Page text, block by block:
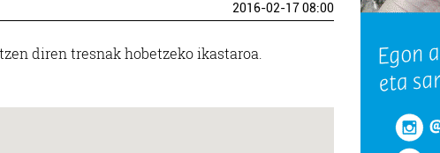
2016-02-17 08:00
diren tresnak hobetzeko ikastaroa.